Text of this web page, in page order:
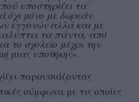
υποστηρίζει τα
όχι μόνο με δωρεάν
εγγονών αλλά και με
τα πάντα, από
το σχολείο μέχρι την
μιας υποθήκης».
παρουσιάζοντας
σύμφωνα με τις οποίες